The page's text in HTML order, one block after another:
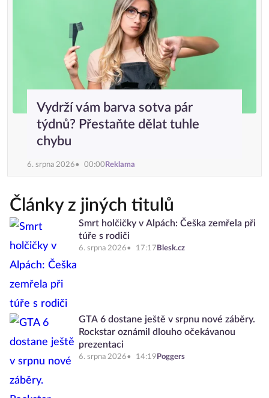
Vydrží vám barva sotva pár
týdnů? Přestaňte dělat tuhle
chybu
6. srpna 2026 00:00 Reklama
Články z jiných titulů
Smrt holčičky v Alpách: Češka zemřela při
túře s rodiči
6. srpna 2026 17:17 Blesk.cz
GTA 6 dostane ještě v srpnu nové záběry.
Rockstar oznámil dlouho očekávanou
prezentaci
6. srpna 2026 14:19 Poggers